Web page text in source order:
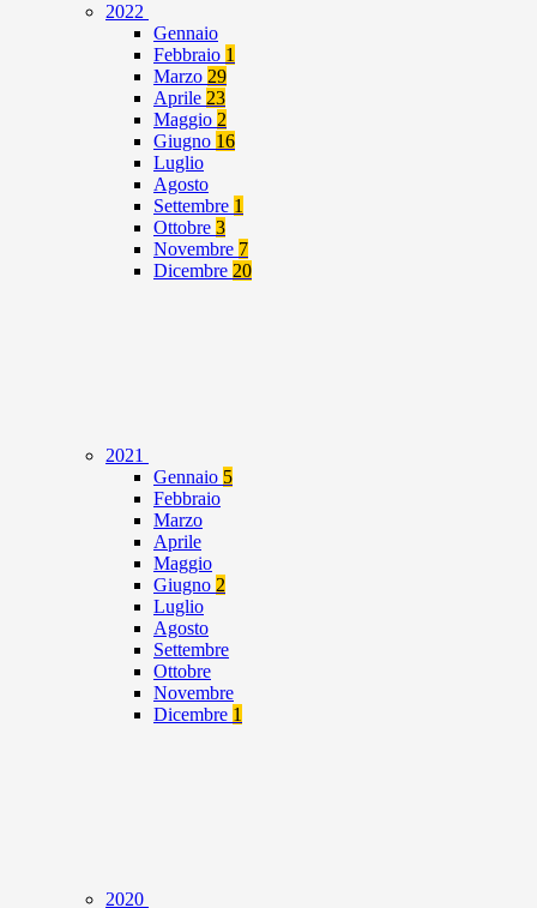
2022
Gennaio
Febbraio 1
Marzo 29
Aprile 23
Maggio 2
Giugno 16
Luglio
Agosto
Settembre 1
Ottobre 3
Novembre 7
Dicembre 20
2021
Gennaio 5
Febbraio
Marzo
Aprile
Maggio
Giugno 2
Luglio
Agosto
Settembre
Ottobre
Novembre
Dicembre 1
2020